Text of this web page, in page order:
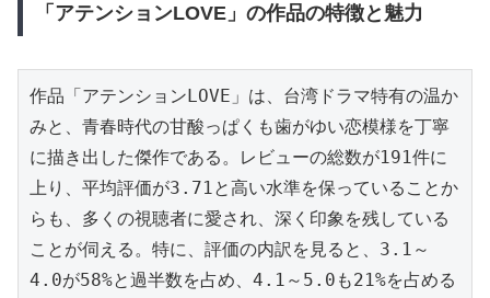
「アテンションLOVE」の作品の特徴と魅力
作品「アテンションLOVE」は、台湾ドラマ特有の温か
みと、青春時代の甘酸っぱくも歯がゆい恋模様を丁寧
に描き出した傑作である。レビューの総数が191件に
上り、平均評価が3.71と高い水準を保っていることか
らも、多くの視聴者に愛され、深く印象を残している
ことが伺える。特に、評価の内訳を見ると、3.1～
4.0が58%と過半数を占め、4.1～5.0も21%を占める